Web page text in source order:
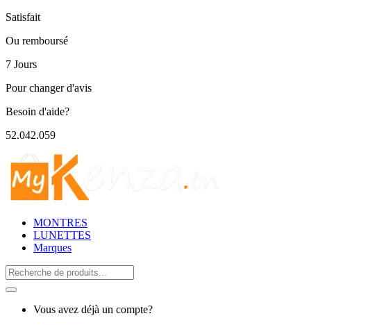
Satisfait
Ou remboursé
7 Jours
Pour changer d'avis
Besoin d'aide?
52.042.059
MONTRES
LUNETTES
Marques
Search
for:
Vous avez déjà un compte?